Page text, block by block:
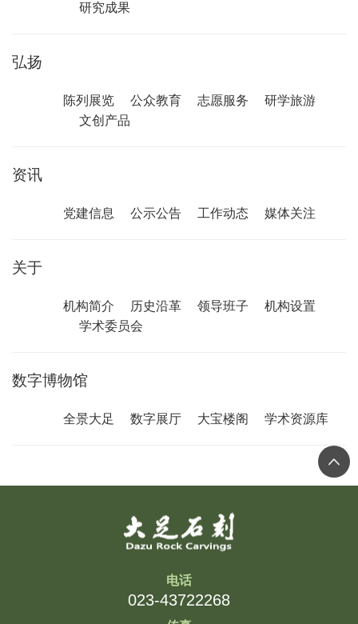
研究成果
弘扬
陈列展览 公众教育 志愿服务
研学旅游
文创产品
资讯
党建信息 公示公告 工作动态 媒体关注
关于
机构简介 历史沿革 领导班子
机构设置
学术委员会
数字博物馆
全景大足 数字展厅 大宝楼阁 学术资源库
电话
023-43722268